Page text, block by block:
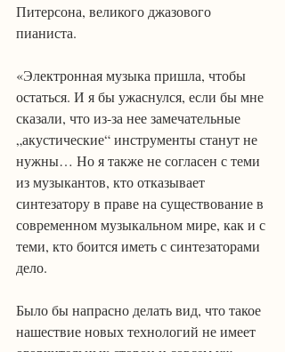
Питерсона, великого джазового
пианиста.
«Электронная музыка пришла, чтобы
остаться. И я бы ужаснулся, если бы мне
сказали, что из-за нее замечательные
„акустические“ инструменты станут не
нужны… Но я также не согласен с теми
из музыкантов, кто отказывает
синтезатору в праве на существование в
современном музыкальном мире, как и с
теми, кто боится иметь с синтезаторами
дело.
Было бы напрасно делать вид, что такое
нашествие новых технологий не имеет